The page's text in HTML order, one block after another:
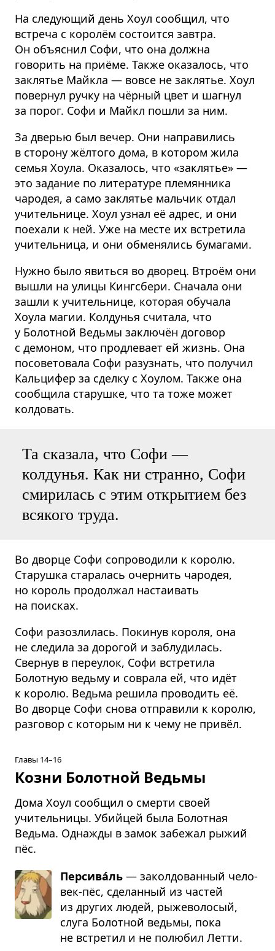
На следующий день Хоул сообщил, что
встреча с королём состоится завтра.
Он объяснил Софи, что она должна
говорить на приёме. Также оказалось, что
заклятье Майкла — вовсе не заклятье. Хоул
повернул ручку на чёрный цвет и шагнул
за порог. Софи и Майкл пошли за ним.
За дверью был вечер. Они направились
в сторону жёлтого дома, в котором жила
семья Хоула. Оказалось, что «заклятье» —
это задание по литературе племянника
чародея, а само заклятье мальчик отдал
учительнице. Хоул узнал её адрес, и они
поехали к ней. Уже на месте их встретила
учительница, и они обменялись бумагами.
Нужно было явиться во дворец. Втроём они
вышли на улицы Кингсбери. Сначала они
зашли к учительнице, которая обучала
Хоула магии. Колдунья считала, что
у Болотной Ведьмы заключён договор
с демоном, что продлевает ей жизнь. Она
посоветовала Софи разузнать, что получил
Кальцифер за сделку с Хоулом. Также она
сообщила старушке, что та тоже может
колдовать.
Та сказала, что Софи —
колдунья. Как ни странно, Софи
смирилась с этим открытием без
всякого труда.
Во дворце Софи сопроводили к королю.
Старушка старалась очернить чародея,
но король продолжал настаивать
на поисках.
Софи разозлилась. Покинув короля, она
не следила за дорогой и заблудилась.
Свернув в переулок, Софи встретила
Болотную ведьму и соврала ей, что идёт
к королю. Ведьма решила проводить её.
Во дворце Софи снова отправили к королю,
разговор с которым ни к чему не привёл.
Главы 14–16
Козни Болотной Ведьмы
Дома Хоул сообщил о смерти своей
учительницы. Убийцей была Болотная
Ведьма. Однажды в замок забежал рыжий
пёс.
Персива́ль — закол­до­ван­ный чело­
век-пёс, сде­лан­ный из частей
из дру­гих людей, рыже­во­ло­сый,
слуга Болот­ной ведьмы, пока
не встре­тил и не полю­бил Летти.